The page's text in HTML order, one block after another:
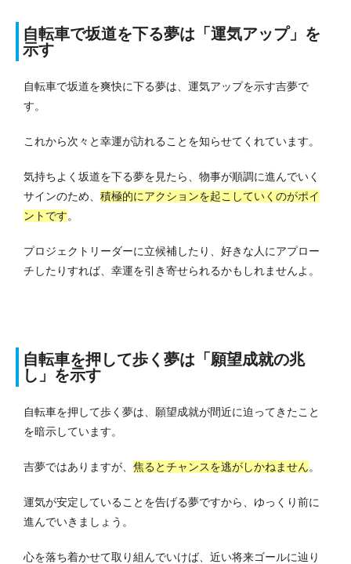
自転車で坂道を下る夢は「運気アップ」を
示す
自転車で坂道を爽快に下る夢は、運気アップを示す吉夢で
す。
これから次々と幸運が訪れることを知らせてくれています。
気持ちよく坂道を下る夢を見たら、物事が順調に進んでいく
サインのため、 積極的にアクションを起こしていくのがポイ
ントです。
プロジェクトリーダーに立候補したり、好きな人にアプロー
チしたりすれば、幸運を引き寄せられるかもしれませんよ。
自転車を押して歩く夢は「願望成就の兆
し」を示す
自転車を押して歩く夢は、願望成就が間近に迫ってきたこと
を暗示しています。
吉夢ではありますが、 焦るとチャンスを逃がしかねません。
運気が安定していることを告げる夢ですから、ゆっくり前に
進んでいきましょう。
心を落ち着かせて取り組んでいけば、近い将来ゴールに辿り